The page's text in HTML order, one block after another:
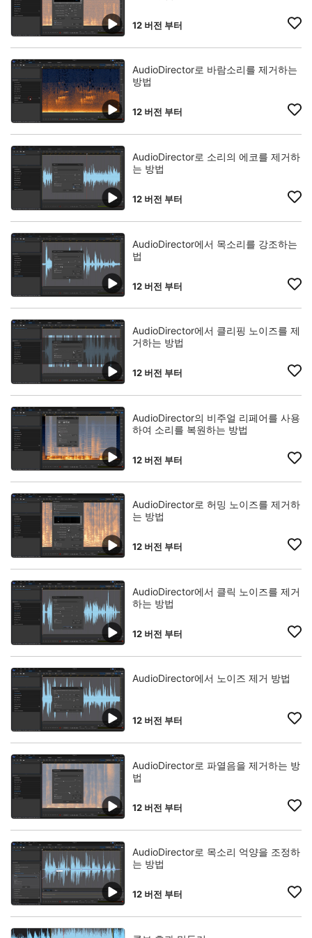
12 버전 부터
AudioDirector로 바람소리를 제거하는
방법
12 버전 부터
AudioDirector로 소리의 에코를 제거하
는 방법
12 버전 부터
AudioDirector에서 목소리를 강조하는
법
12 버전 부터
AudioDirector에서 클리핑 노이즈를 제
거하는 방법
12 버전 부터
AudioDirector의 비주얼 리페어를 사용
하여 소리를 복원하는 방법
12 버전 부터
AudioDirector로 허밍 노이즈를 제거하
는 방법
12 버전 부터
AudioDirector에서 클릭 노이즈를 제거
하는 방법
12 버전 부터
AudioDirector에서 노이즈 제거 방법
12 버전 부터
AudioDirector로 파열음을 제거하는 방
법
12 버전 부터
AudioDirector로 목소리 억양을 조정하
는 방법
12 버전 부터